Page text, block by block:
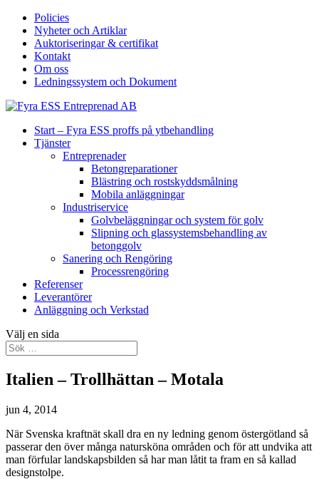
Policies
Nyheter och Artiklar
Auktoriseringar & certifikat
Kontakt
Om oss
Ledningssystem och Dokument
Start – Fyra ESS proffs på ytbehandling
Tjänster
Entreprenader
Betongreparationer
Blästring och rostskyddsmålning
Mobila anläggningar
Industriservice
Golvbeläggningar och system för golv
Slipning och glassystemsbehandling av
betonggolv
Sanering och Rengöring
Processrengöring
Referenser
Leverantörer
Anläggning och Verkstad
Välj en sida
Italien – Trollhättan – Motala
jun 4, 2014
När Svenska kraftnät skall dra en ny ledning genom östergötland så
passerar den över många natursköna områden och för att undvika att
man förfular landskapsbilden så har man låtit ta fram en så kallad
designstolpe.